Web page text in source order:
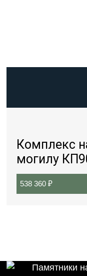
Комплекс
могилу
538 360₽